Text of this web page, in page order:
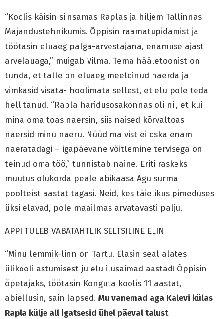
“Koolis käisin siinsamas Raplas ja hiljem Tallinnas
Majandustehnikumis. Õppisin raamatupidamist ja
töötasin eluaeg palga-arvestajana, enamuse ajast
arvelauaga,” muigab Vilma. Tema hääletoonist on
tunda, et talle on eluaeg meeldinud naerda ja
vimkasid visata- hoolimata sellest, et elu pole teda
hellitanud. “Rapla haridusosakonnas oli nii, et kui
mina oma toas naersin, siis naised kõrvaltoas
naersid minu naeru. Nüüd ma vist ei oska enam
naeratadagi – igapäevane võitlemine tervisega on
teinud oma töö,” tunnistab naine. Eriti raskeks
muutus olukorda peale abikaasa Agu surma
poolteist aastat tagasi. Neid, kes täielikus pimeduses
üksi elavad, pole maailmas arvatavasti palju.
APPI TULEB VABATAHTLIK SELTSILINE ELIN
“Minu lemmik-linn on Tartu. Elasin seal alates
ülikooli astumisest ju elu ilusaimad aastad! Õppisin
õpetajaks, töötasin Konguta koolis 11 aastat,
abiellusin, sain lapsed. Mu vanemad aga Kalevi külas
Rapla külje all igatsesid ühel päeval talust